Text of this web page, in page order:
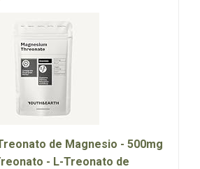
de Magnesio - 500mg
- L-Treonato de